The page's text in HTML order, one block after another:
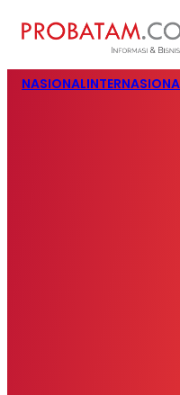
NASIONAL